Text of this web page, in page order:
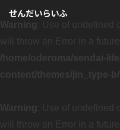
Warning
: Use of undefined
will throw an Error in a
/home/oderoma/sendai-
content/themes/jin_type-
Warning
: Use of undefined
will throw an Error in a
せんだいらいふ